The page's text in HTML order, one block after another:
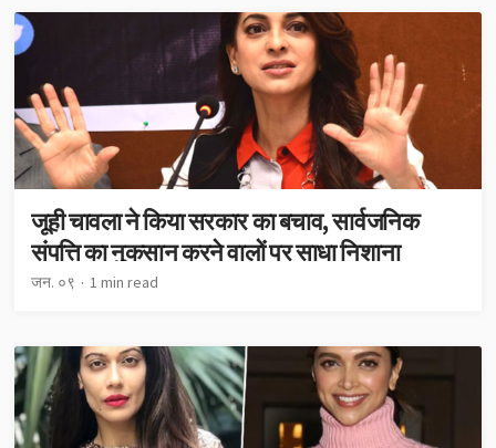
जूही चावला ने किया सरकार का बचाव, सार्वजनिक
संपत्ति का नुकसान करने वालों पर साधा निशाना
जन. ०९ 1 min read